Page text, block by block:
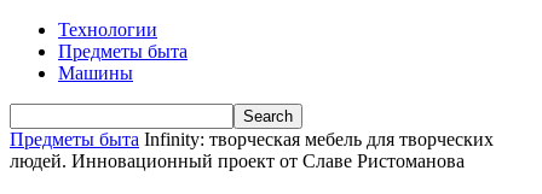
Технологии
Предметы быта
Машины
Предметы быта Infinity: творческая мебель для творческих
людей. Инновационный проект от Славе Ристоманова